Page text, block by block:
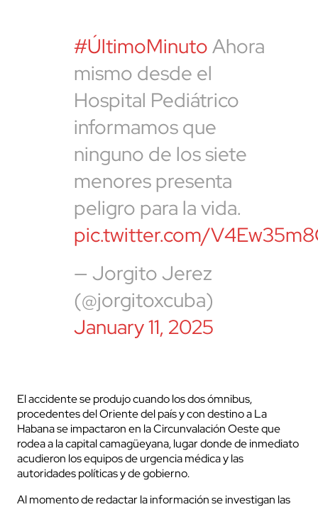
#ÚltimoMinutoAhora
mismo desde el
Hospital Pediátrico
informamos que
ninguno de los siete
menores presenta
peligro para la vida.
pic.twitter.com/
— Jorgito Jerez
(@jorgitoxcuba)
January 11, 2025
El accidente se produjo cuando los dos ómnibus,
procedentes del Oriente del país y con destino a La
Habana se impactaron en la Circunvalación Oeste que
rodea a la capital camagüeyana, lugar donde de inmediato
acudieron los equipos de urgencia médica y las
autoridades políticas y de gobierno.
Al momento de redactar la información se investigan las